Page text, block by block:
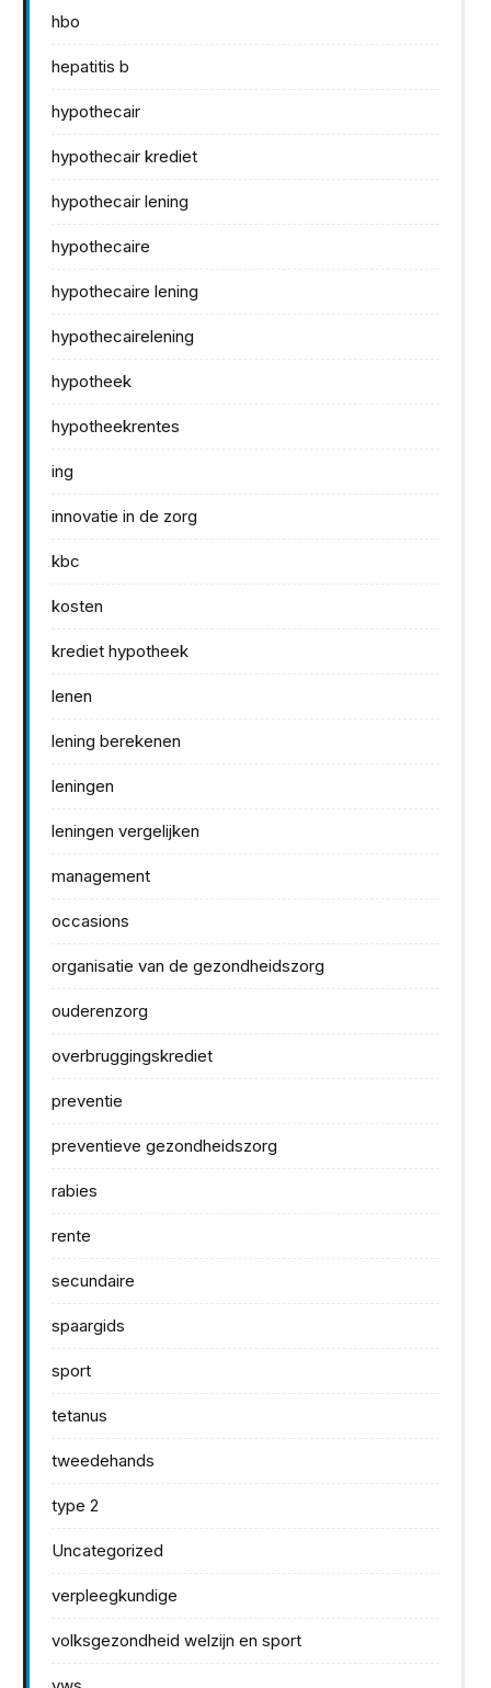
hbo
hepatitis b
hypothecair
hypothecair krediet
hypothecair lening
hypothecaire
hypothecaire lening
hypothecairelening
hypotheek
hypotheekrentes
ing
innovatie in de zorg
kbc
kosten
krediet hypotheek
lenen
lening berekenen
leningen
leningen vergelijken
management
occasions
organisatie van de gezondheidszorg
ouderenzorg
overbruggingskrediet
preventie
preventieve gezondheidszorg
rabies
rente
secundaire
spaargids
sport
tetanus
tweedehands
type 2
Uncategorized
verpleegkundige
volksgezondheid welzijn en sport